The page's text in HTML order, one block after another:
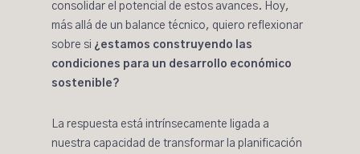
consolidar el potencial de estos avances. Hoy,
más allá de un balance técnico, quiero reflexionar
sobre si ¿estamos construyendo las
condiciones para un desarrollo económico
sostenible?
La respuesta está intrínsecamente ligada a
nuestra capacidad de transformar la planificación